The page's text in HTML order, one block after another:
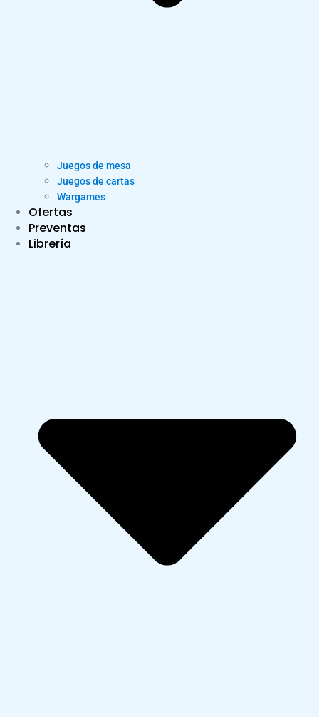
Juegos de mesa
Juegos de cartas
Wargames
Ofertas
Preventas
Librería